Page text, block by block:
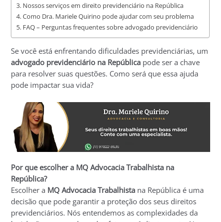
Nossos serviços em direito previdenciário na República
Como Dra. Mariele Quirino pode ajudar com seu problema
FAQ – Perguntas frequentes sobre advogado previdenciário
Se você está enfrentando dificuldades previdenciárias, um
advogado previdenciário na República pode ser a chave
para resolver suas questões. Como será que essa ajuda
pode impactar sua vida?
Por que escolher a MQ Advocacia Trabalhista na
República?
Escolher a MQ Advocacia Trabalhista na República é uma
decisão que pode garantir a proteção dos seus direitos
previdenciários. Nós entendemos as complexidades da